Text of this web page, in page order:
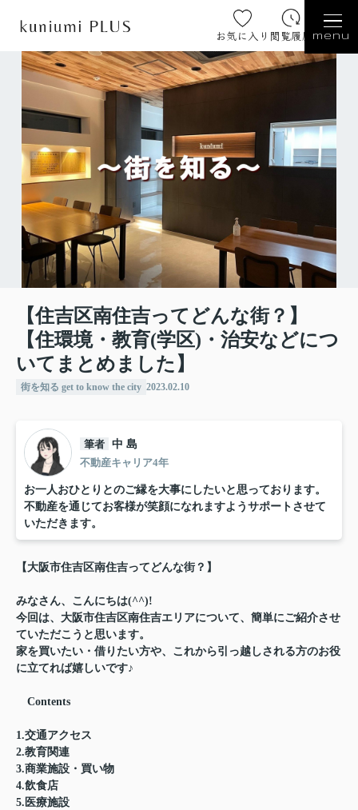
お気に入り 閲覧履歴 menu
【住吉区南住吉ってどんな街？】
【住環境・教育(学区)・治安などにつ
いてまとめました】
街を知る get to know the city 2023.02.10
筆者 中 島
不動産キャリア4年
お一人おひとりとのご縁を大事にしたいと思っております。
不動産を通じてお客様が笑顔になれますようサポートさせて
いただきます。
【大阪市住吉区南住吉ってどんな街？】
みなさん、こんにちは(^^)!
今回は、大阪市住吉区南住吉エリアについて、簡単にご紹介させ
ていただこうと思います。
家を買いたい・借りたい方や、これから引っ越しされる方のお役
に立てれば嬉しいです♪
Contents
1.交通アクセス
2.教育関連
3.商業施設・買い物
4.飲食店
5.医療施設